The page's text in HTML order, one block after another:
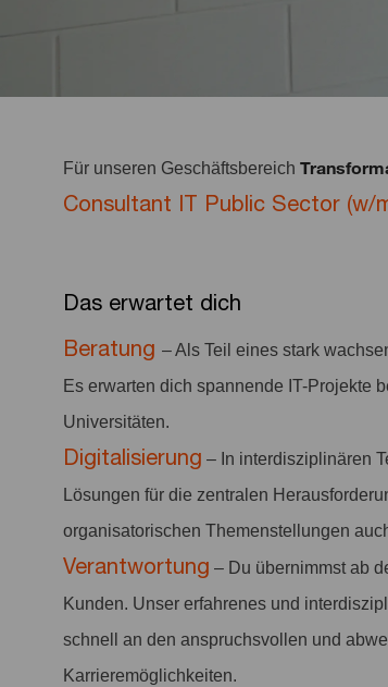
Für unseren Geschäftsbereich
Consultant IT Public Sector (w/
Das erwartet dich
Beratung – Als Teil eines stark
Es erwarten dich spannende IT-Projekte
Universitäten.
Digitalisierung – In interdisziplinären
Lösungen für die zentralen
organisatorischen Themenstellungen
Verantwortung – Du übernimmst ab
Kunden. Unser erfahrenes und
schnell an den anspruchsvollen und
Karrieremöglichkeiten.